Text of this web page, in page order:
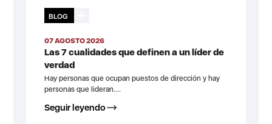
BLOG
07 AGOSTO 2026
Las 7 cualidades que definen a un líder de
verdad
Hay personas que ocupan puestos de dirección y hay
personas que lideran....
Seguir leyendo